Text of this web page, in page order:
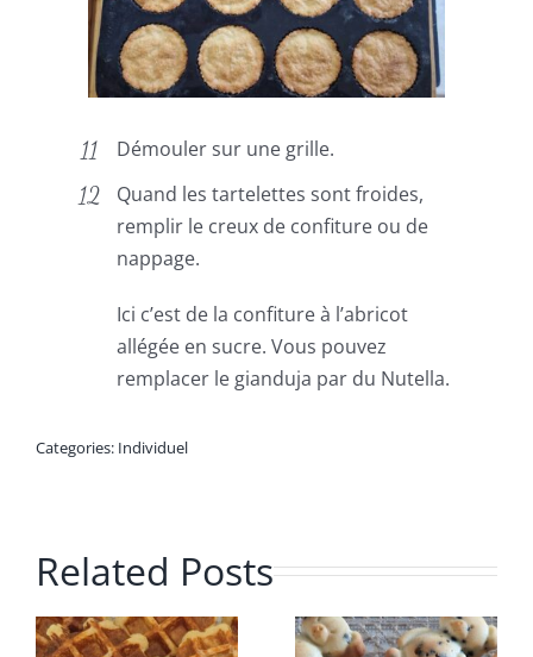
Démouler sur une grille.
Quand les tartelettes sont froides,
remplir le creux de confiture ou de
nappage.
Ici c’est de la confiture à l’abricot
allégée en sucre. Vous pouvez
remplacer le gianduja par du Nutella.
Categories: Individuel
Related Posts